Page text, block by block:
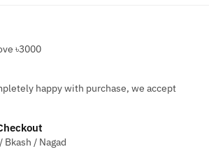
chosen
৳3000
happy with purchase, we accept
Bkash / Nagad